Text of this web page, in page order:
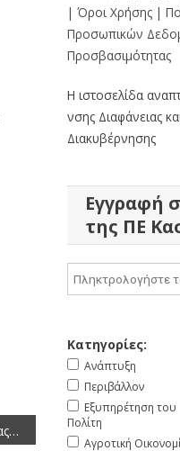
Διακήρυξη δημοπρασίας για την παραχώρηση κατά χρήση ακινήτου έκτασης 10.532 τ.μ. στο αγρόκτημα Πολυανέμου
| Όροι Χρήσης |
Προσωπικών
Προσβασιμότητας
Η ιστοσελίδα
νσης Διαφάνειας
Διακυβέρνησης
Εγγραφή
της ΠΕ
Κατηγορίες:
Ανάπτυξη
Περιβάλλον
Εξυπηρέτηση του
Πολίτη
Αγροτική